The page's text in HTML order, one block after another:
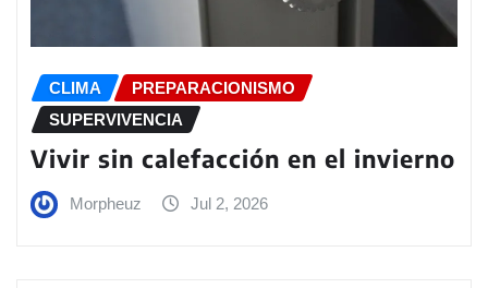
CLIMA
PREPARACIONISMO
SUPERVIVENCIA
Vivir sin calefacción en el invierno
Morpheuz Jul 2, 2026